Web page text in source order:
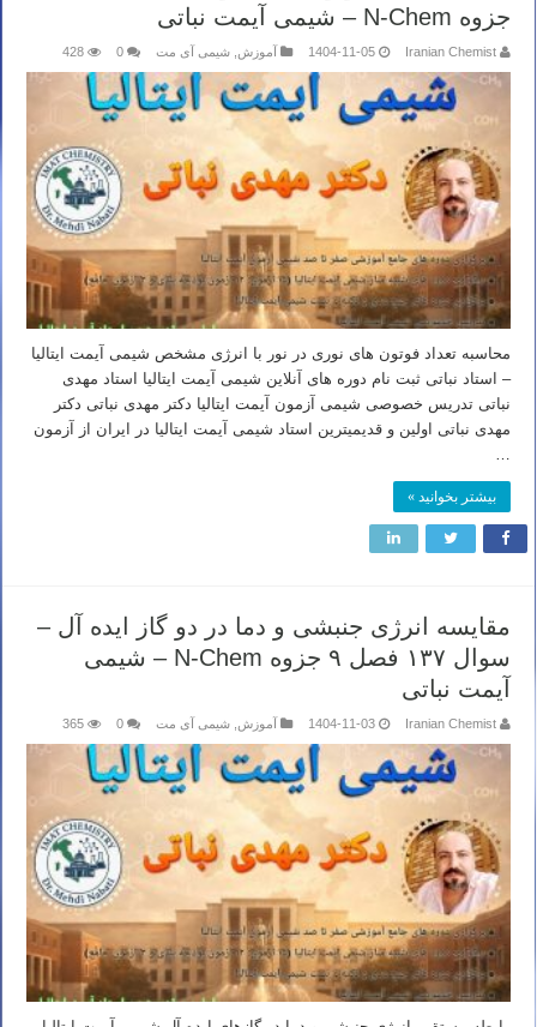
جزوه N-Chem – شیمی آیمت نباتی
Iranian Chemist
1404-11-05 آموزش شیمی آی مت 0
428
محاسبه تعداد فوتون های نوری در نور با انرژی مشخص شیمی آیمت ایتالیا
– استاد نباتی ثبت نام دوره های آنلاین شیمی آیمت ایتالیا استاد مهدی
نباتی تدریس خصوصی شیمی آزمون آیمت ایتالیا دکتر مهدی نباتی دکتر
مهدی نباتی اولین و قدیمیترین استاد شیمی آیمت ایتالیا در ایران از آزمون
…
بیشتر بخوانید »
مقایسه انرژی جنبشی و دما در دو گاز ایده آل –
سوال ۱۳۷ فصل ۹ جزوه N-Chem – شیمی
آیمت نباتی
Iranian Chemist
1404-11-03 آموزش شیمی آی مت 0
365